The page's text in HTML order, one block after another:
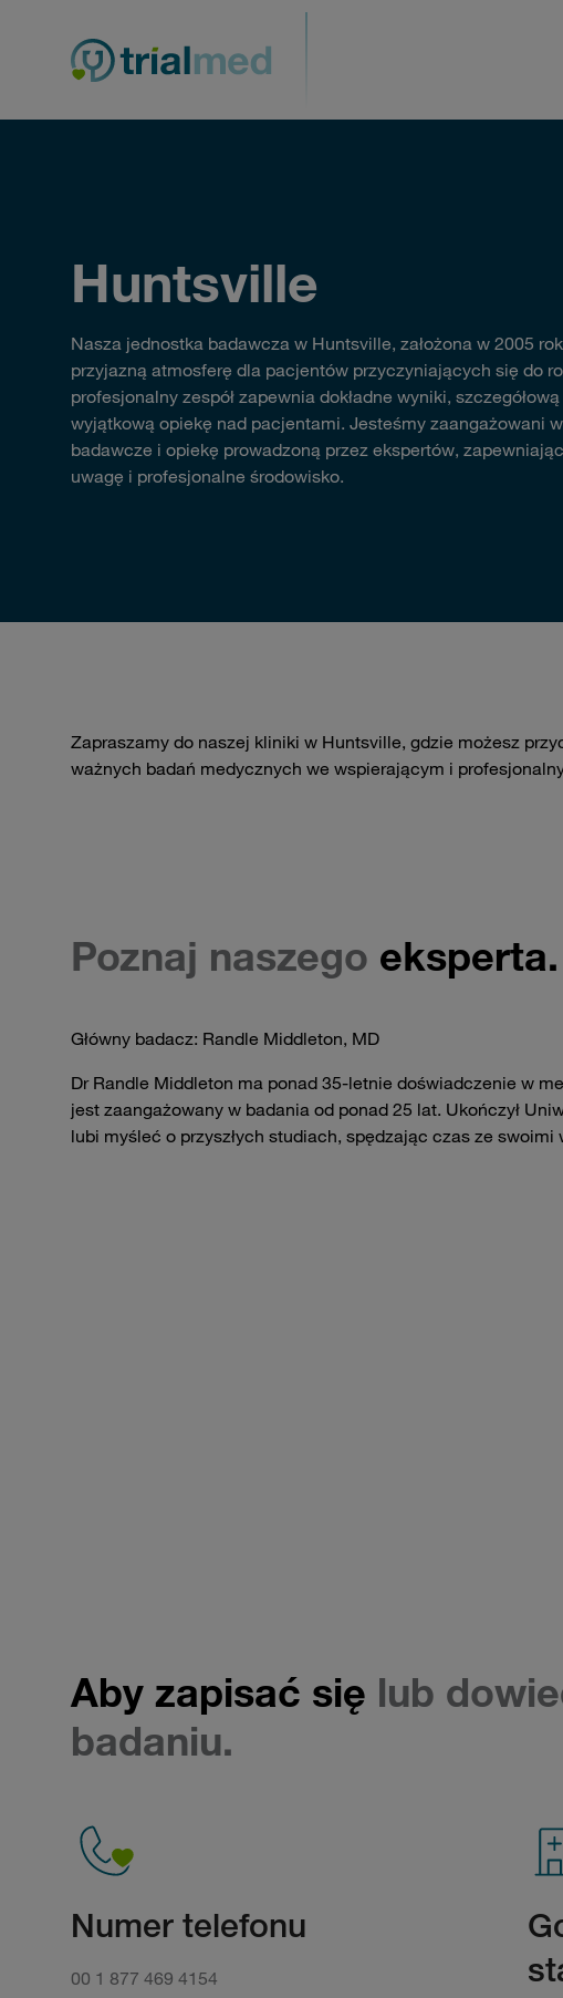
Huntsville
Nasza jednostka badawcza w Huntsville, założona w 2005
przyjazną atmosferę dla pacjentów przyczyniających się do
profesjonalny zespół zapewnia dokładne wyniki,
wyjątkową opiekę nad pacjentami. Jesteśmy zaangażowani
badawcze i opiekę prowadzoną przez ekspertów,
uwagę i profesjonalne środowisko.
Zapraszamy do naszej kliniki w Huntsville, gdzie możesz
ważnych badań medycznych we wspierającym i
Poznaj naszego eksperta.
Główny badacz: Randle Middleton, MD
Dr Randle Middleton ma ponad 35-letnie doświadczenie w
jest zaangażowany w badania od ponad 25 lat. Ukończył
lubi myśleć o przyszłych studiach, spędzając czas ze swoimi
Aby zapisać się lub
badaniu.
Numer telefonu
00 1 877 469 4154